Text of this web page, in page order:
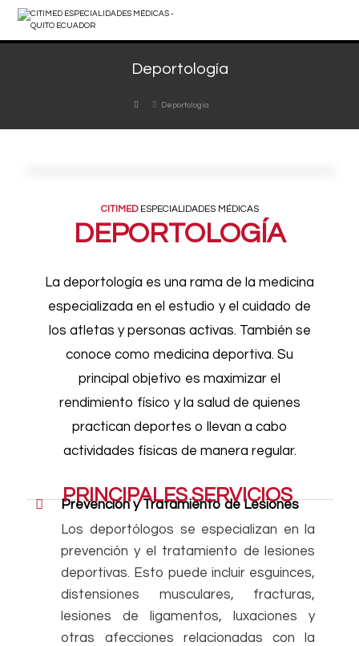
Deportología
Deportología
CITIMED ESPECIALIDADES MÉDICAS
DEPORTOLOGÍA
La deportología es una rama de la medicina
especializada en el estudio y el cuidado de
los atletas y personas activas. También se
conoce como medicina deportiva. Su
principal objetivo es maximizar el
rendimiento físico y la salud de quienes
practican deportes o llevan a cabo
actividades físicas de manera regular.
PRINCIPALES SERVICIOS
Prevención y Tratamiento de Lesiones
Los deportólogos se especializan en la
prevención y el tratamiento de lesiones
deportivas. Esto puede incluir esguinces,
distensiones musculares, fracturas,
lesiones de ligamentos, luxaciones y
otras afecciones relacionadas con la